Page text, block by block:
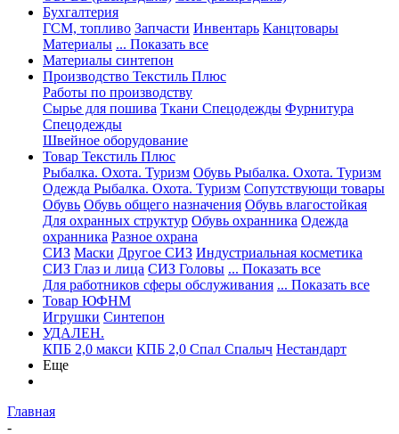
Бухгалтерия
ГСМ, топливо Запчасти Инвентарь Канцтовары
Материалы ... Показать все
Материалы синтепон
Производство Текстиль Плюс
Работы по производству
Сырье для пошива Ткани Спецодежды Фурнитура
Спецодежды
Швейное оборудование
Товар Текстиль Плюс
Рыбалка. Охота. Туризм Обувь Рыбалка. Охота. Туризм
Одежда Рыбалка. Охота. Туризм Сопутствующи товары
Обувь Обувь общего назначения Обувь влагостойкая
Для охранных структур Обувь охранника Одежда
охранника Разное охрана
СИЗ Маски Другое СИЗ Индустриальная косметика
СИЗ Глаз и лица СИЗ Головы ... Показать все
Для работников сферы обслуживания ... Показать все
Товар ЮФНМ
Игрушки Синтепон
УДАЛЕН.
КПБ 2,0 макси КПБ 2,0 Спал Спалыч Нестандарт
Еще
Главная
-